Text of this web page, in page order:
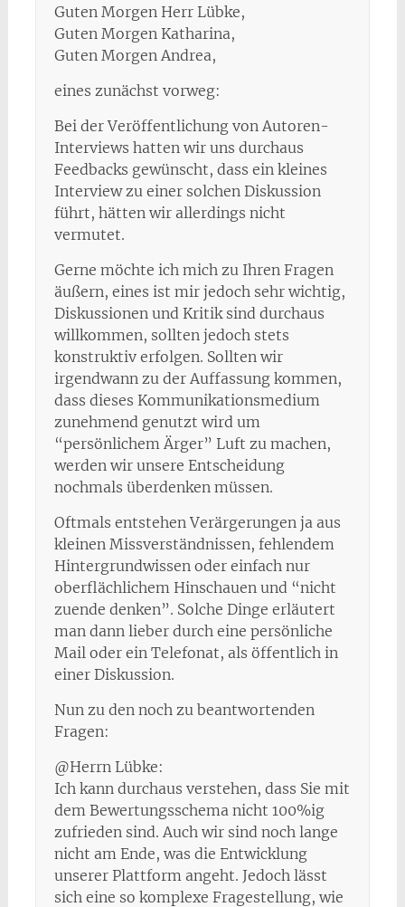
Guten Morgen Herr Lübke,
Guten Morgen Katharina,
Guten Morgen Andrea,
eines zunächst vorweg:
Bei der Veröffentlichung von Autoren-
Interviews hatten wir uns durchaus
Feedbacks gewünscht, dass ein kleines
Interview zu einer solchen Diskussion
führt, hätten wir allerdings nicht
vermutet.
Gerne möchte ich mich zu Ihren Fragen
äußern, eines ist mir jedoch sehr wichtig,
Diskussionen und Kritik sind durchaus
willkommen, sollten jedoch stets
konstruktiv erfolgen. Sollten wir
irgendwann zu der Auffassung kommen,
dass dieses Kommunikationsmedium
zunehmend genutzt wird um
“persönlichem Ärger” Luft zu machen,
werden wir unsere Entscheidung
nochmals überdenken müssen.
Oftmals entstehen Verärgerungen ja aus
kleinen Missverständnissen, fehlendem
Hintergrundwissen oder einfach nur
oberflächlichem Hinschauen und “nicht
zuende denken”. Solche Dinge erläutert
man dann lieber durch eine persönliche
Mail oder ein Telefonat, als öffentlich in
einer Diskussion.
Nun zu den noch zu beantwortenden
Fragen:
@Herrn Lübke:
Ich kann durchaus verstehen, dass Sie mit
dem Bewertungsschema nicht 100%ig
zufrieden sind. Auch wir sind noch lange
nicht am Ende, was die Entwicklung
unserer Plattform angeht. Jedoch lässt
sich eine so komplexe Fragestellung, wie